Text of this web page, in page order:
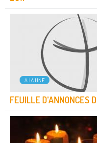
A LA UNE
FEUILLE D'ANNONCES